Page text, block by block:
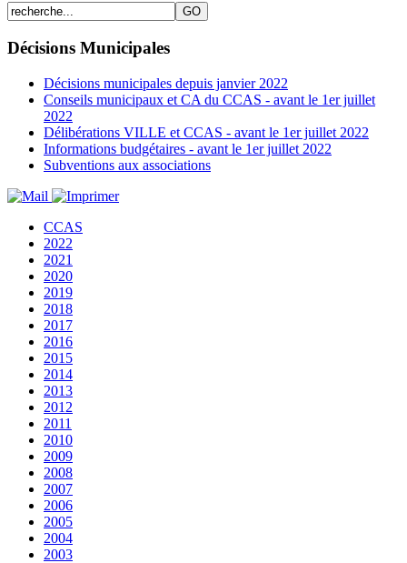
Décisions Municipales
Décisions municipales depuis janvier 2022
Conseils municipaux et CA du CCAS - avant le 1er juillet
2022
Délibérations VILLE et CCAS - avant le 1er juillet 2022
Informations budgétaires - avant le 1er juillet 2022
Subventions aux associations
CCAS
2022
2021
2020
2019
2018
2017
2016
2015
2014
2013
2012
2011
2010
2009
2008
2007
2006
2005
2004
2003